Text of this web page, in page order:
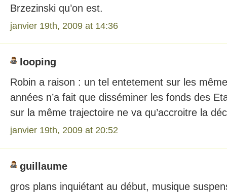
Brzezinski qu’on est.
janvier 19th, 2009 at 14:36
looping
Robin a raison : un tel entetement sur les
années n’a fait que disséminer les fonds des
sur la même trajectoire ne va qu’accroitre la
janvier 19th, 2009 at 20:52
guillaume
gros plans inquiétant au début, musique